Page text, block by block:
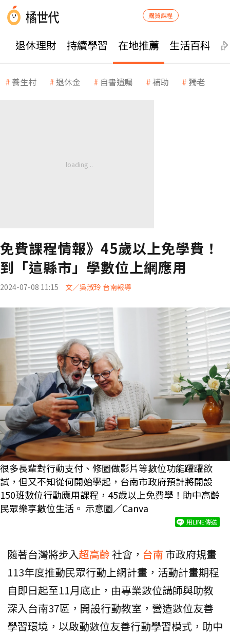
購買課程
退休理財 持續學習 在地推薦 生活百科
養生村 退休金 自書遺囑 補助 獨老
免費課程情報》45歲以上免學費！
到「這縣市」學數位上網應用
2024-07-08 11:15 文／吳淑玲 台南報導
很多長輩對行動支付、修圖做影片等數位功能躍躍欲
試，但又不知從何開始學起，台南市政府預計將開設
150班數位行動應用課程，45歲以上免費學！助中高齡
民眾樂享數位生活。 示意圖／Canva
用LINE傳送
隨著台灣將步入超高齡社會， 台南市政府規畫
113年度推動民眾行動上網計畫，活動計畫期程
自即日起至11月底止，由專業數位講師與助教
深入台南37區，開設行動教室，營造數位友善
學習環境，以啟動數位友善行動學習模式，助中